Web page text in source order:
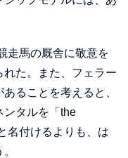
走馬の厩舎に敬意を
た。また、フェラー
ることを考えると、
ンタルを「the
名付けるよりも、は